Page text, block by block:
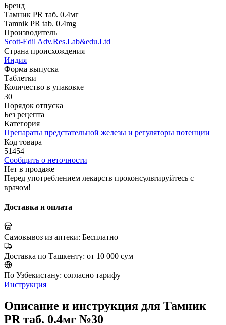
Бренд
Тамник PR таб. 0.4мг
Tamnik PR tab. 0.4mg
Производитель
Scott-Edil Adv.Res.Lab&edu.Ltd
Страна происхождения
Индия
Форма выпуска
Таблетки
Количество в упаковке
30
Порядок отпуска
Без рецепта
Категория
Препараты предстательной железы и регуляторы потенции
Код товара
51454
Сообщить о неточности
Нет в продаже
Перед употреблением лекарств проконсультируйтесь с
врачом!
Доставка и оплата
Самовывоз из аптеки: Бесплатно
Доставка по Ташкенту: от 10 000 сум
По Узбекистану: согласно тарифу
Инструкция
Описание и инструкция для Тамник
PR таб. 0.4мг №30